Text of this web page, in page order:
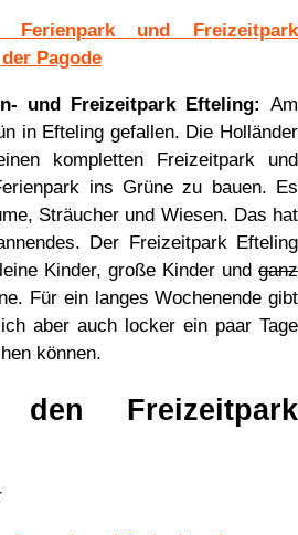
und Freizeitpark Efteling: Am
in Efteling gefallen. Die Holländer
kompletten Freizeitpark und
ins Grüne zu bauen. Es
Sträucher und Wiesen. Das hat
Der Freizeitpark Efteling
Kinder, große Kinder und ganz
Für ein langes Wochenende gibt
aber auch locker ein paar Tage
können.
Freizeitpark